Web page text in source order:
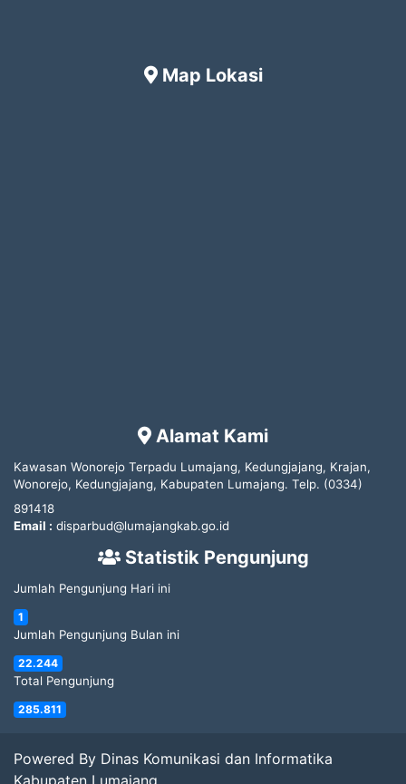
Map Lokasi
Alamat Kami
Kawasan Wonorejo Terpadu Lumajang, Kedungjajang, Krajan,
Wonorejo, Kedungjajang, Kabupaten Lumajang. Telp. (0334)
891418
Email : disparbud@lumajangkab.go.id
Statistik Pengunjung
Jumlah Pengunjung Hari ini
1
Jumlah Pengunjung Bulan ini
22.244
Total Pengunjung
285.811
Powered By Dinas Komunikasi dan Informatika
Kabupaten Lumajang